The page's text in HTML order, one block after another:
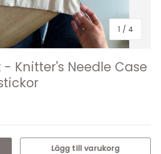
1 / 4
- Knitter's Needle Case
Lägg till varukorg